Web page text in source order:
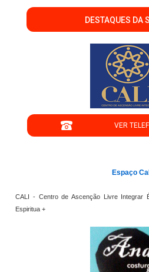
DESTAQUES DA
VER
Espaço
CALI - Centro de Ascenção Livre Integrar
Espiritua +